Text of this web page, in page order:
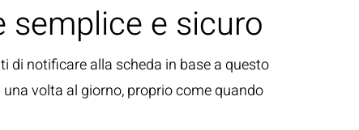
e sicuro
di notificare alla scheda in base a questo
volta al giorno, proprio come quando